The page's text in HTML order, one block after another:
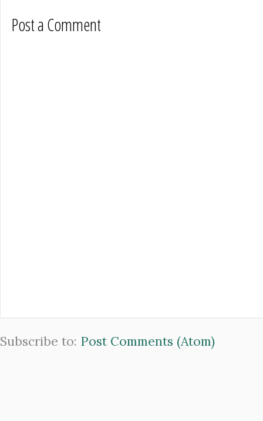
Post a Comment
Subscribe to: Post Comments (Atom)